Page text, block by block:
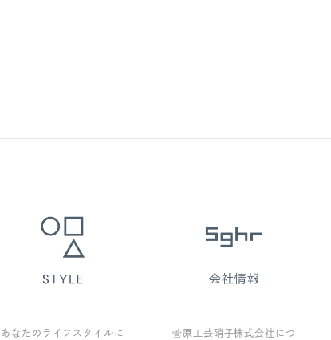
あなたのライフスタイルに
菅原工芸硝子株式会社につ